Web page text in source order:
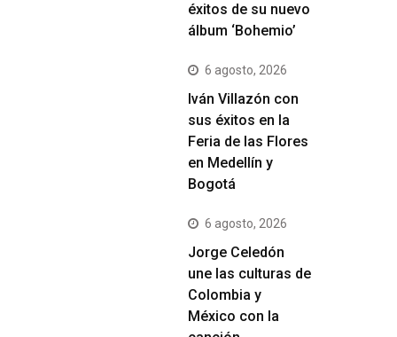
éxitos de su nuevo
álbum ‘Bohemio’
6 agosto, 2026
Iván Villazón con
sus éxitos en la
Feria de las Flores
en Medellín y
Bogotá
6 agosto, 2026
Jorge Celedón
une las culturas de
Colombia y
México con la